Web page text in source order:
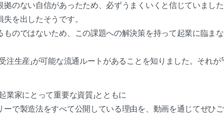
拠のない自信があったため、必ずうまくいくと信じていまし
を出したそうです。
ものではないため、この課題への解決策を持って起業に臨ま
注生産」が可能な流通ルートがあることを知りました。それが
業家にとって重要な資質」とともに
ーで製造法をすべて公開している理由を、動画を通じてぜひ